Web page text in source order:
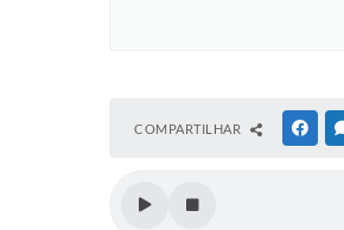
COMPARTILHAR